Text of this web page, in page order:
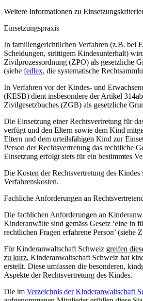
Weitere Informationen zu
Einsetzungspraxis
In familiengerichtlichen Verfahren (z.B. bei
Scheidungen, strittigem Kindesunterhalt)
Zivilprozessordnung (ZPO) als gesetzliche
(siehe fedlex, die systematische
In Verfahren vor der Kindes- und
(KESB) dient insbesondere der Artikel
Zivilgesetzbuches (ZGB) als gesetzliche
Die Einsetzung einer Rechtsvertretung für
verfügt und den Eltern sowie dem Kind
Eltern und dem urteilsfähigen Kind zur
Person der Rechtsvertretung das rechtliche
Einsetzung erfolgt stets für ein bestimmtes
Die Kosten der Rechtsvertretung des Kindes
Verfahrenskosten.
Fachliche Anforderungen an
Die fachlichen Anforderungen an
Kinderanwälte sind gemäss Gesetz ‘eine in
rechtlichen Fragen erfahrene Person’ (siehe
Für Kinderanwaltschaft Schweiz greifen
zu kurz. Kinderanwaltschaft Schweiz hat
erstellt. Diese umfassen die besonderen,
Aspekte der Rechtsvertretung des Kindes.
Die im Verzeichnis der Kinderanwaltschaft